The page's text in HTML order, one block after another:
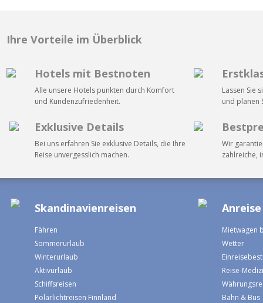
Ihre Vorteile im Überblick
Hotels mit Bestnoten
Alle unsere Hotels punkten durch Komfort
und Kundenzufriedenheit.
Lassen Sie
und planen
Exklusive Details
Bei uns erfahren Sie exklusive Details, die Ihre
Reise unvergesslich machen.
Wir
zahlreiche,
Skandinavienreisen
Fähren
Sommerurlaub
Winterurlaub
Aktivurlaub
Schiffsreisen
Polarlichtreisen Finnland
Mietwagen
Wetter
Reise-
Bahn & Bus